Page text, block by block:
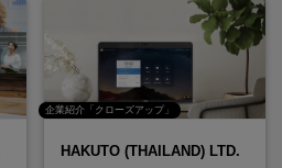
企業紹介「クローズアップ」
HAKUTO (THAILAND) LTD.